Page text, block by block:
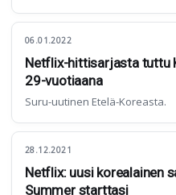
06.01.2022
Netflix-hittisarjasta tuttu
29-vuotiaana
Suru-uutinen Etelä-Koreasta.
28.12.2021
Netflix: uusi korealainen
Summer starttasi